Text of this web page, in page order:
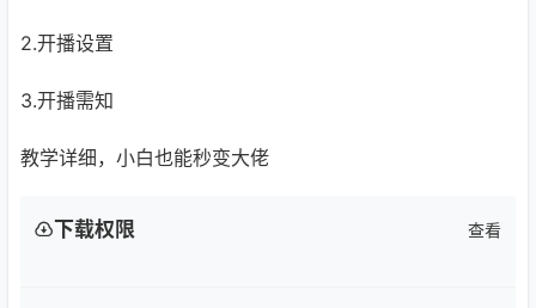
2.开播设置
3.开播需知
教学详细，小白也能秒变大佬
下载权限 查看